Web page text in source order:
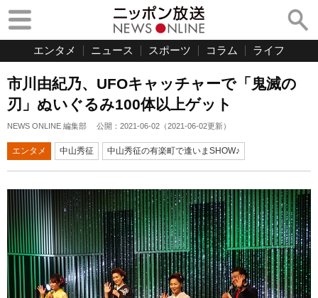
エンタメ ニュース スポーツ コラム ライフ
市川由紀乃、UFOキャッチャーで「鬼滅の
刃」ぬいぐるみ100体以上ゲット
NEWS ONLINE 編集部 公開： 2021-06-02 （2021-06-02更新）
エンタメ 中山秀征 中山秀征の有楽町で逢いまSHOW♪